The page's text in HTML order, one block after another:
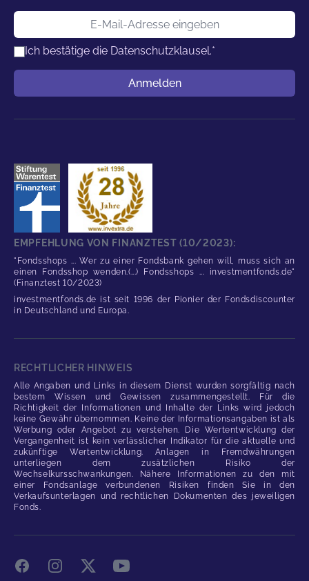
E-Mail-Adresse
Ich bestätige die Datenschutzklausel.*
Anmelden
EMPFEHLUNG VON FINANZTEST (10/2023):
"Fondsshops ... Wer zu einer Fondsbank gehen will, muss sich an
einen Fondsshop wenden.(...) Fondsshops ... investmentfonds.de"
(Finanztest 10/2023)
investmentfonds.de ist seit 1996 der Pionier der Fondsdiscounter
in Deutschland und Europa.
RECHTLICHER HINWEIS
Alle Angaben und Links in diesem Dienst wurden sorgfältig nach
bestem Wissen und Gewissen zusammengestellt. Für die
Richtigkeit der Informationen und Inhalte der Links wird jedoch
keine Gewähr übernommen. Keine der Informationsangaben ist als
Werbung oder Angebot zu verstehen. Die Wertentwicklung der
Vergangenheit ist kein verlässlicher Indikator für die aktuelle und
zukünftige Wertentwicklung. Anlagen in Fremdwährungen
unterliegen dem zusätzlichen Risiko der
Wechselkursschwankungen. Nähere Informationen zu den mit
einer Fondsanlage verbundenen Risiken finden Sie in den
Verkaufsunterlagen und rechtlichen Dokumenten des jeweiligen
Fonds.
FacebookInstagram
X YouTube